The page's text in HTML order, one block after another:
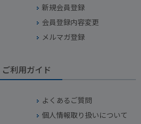
新規会員登録
会員登録内容変更
メルマガ登録
ご利用ガイド
よくあるご質問
個人情報取り扱いについて